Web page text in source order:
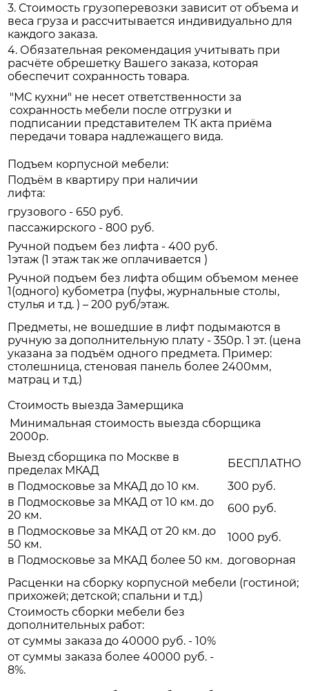
3. Стоимость грузоперевозки зависит от объема и
веса груза и рассчитывается индивидуально для
каждого заказа.
4. Обязательная рекомендация учитывать при
расчёте обрешетку Вашего заказа, которая
обеспечит сохранность товара.
"МС кухни" не несет ответственности за
сохранность мебели после отгрузки и
подписании представителем ТК акта приёма
передачи товара надлежащего вида.
Подъем корпусной мебели:
Подъём в квартиру при наличии
лифта:
грузового - 650 руб.
пассажирского - 800 руб.
Ручной подъем без лифта - 400 руб.
1этаж (1 этаж так же оплачивается )
Ручной подъем без лифта общим объемом менее
1(одного) кубометра (пуфы, журнальные столы,
стулья и т.д. ) – 200 руб/этаж.
Предметы, не вошедшие в лифт подымаются в
ручную за дополнительную плату - 350р. 1 эт. (цена
указана за подъём одного предмета. Пример:
столешница, стеновая панель более 2400мм,
матрац и т.д.)
Стоимость выезда Замерщика
Минимальная стоимость выезда сборщика
2000р.
Выезд сборщика по Москве в
пределах МКАД
БЕСПЛАТНО
в Подмосковье за МКАД до 10 км.
300 руб.
в Подмосковье за МКАД от 10 км. до
20 км.
600 руб.
в Подмосковье за МКАД от 20 км. до
50 км.
1000 руб.
в Подмосковье за МКАД более 50 км. договорная
Расценки на сборку корпусной мебели (гостиной;
прихожей; детской; спальни и т.д.)
Стоимость сборки мебели без
дополнительных работ:
от суммы заказа до 40000 руб. - 10%
от суммы заказа более 40000 руб. -
8%.